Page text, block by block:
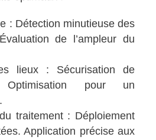
: Détection minutieuse des
de l’ampleur du
lieux : Sécurisation de
Optimisation pour un
traitement : Déploiement
Application précise aux